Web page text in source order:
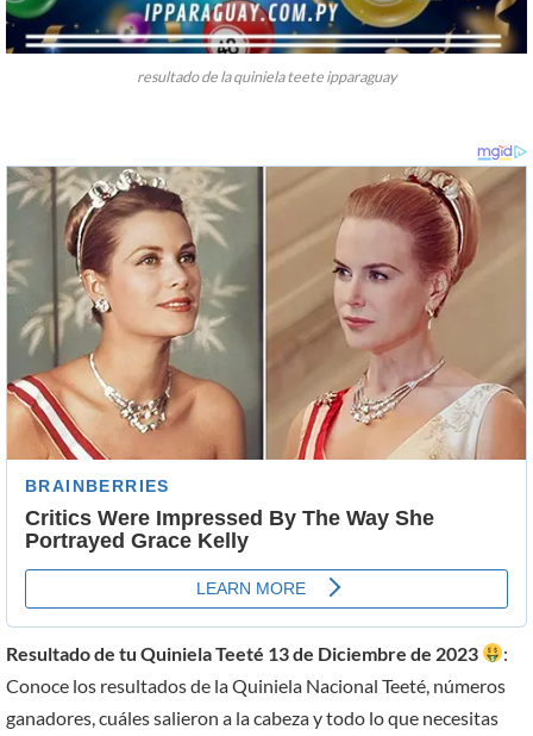
resultado de la quiniela teete ipparaguay
Resultado de tu Quiniela Teeté 13 de Diciembre de 2023
:
Conoce los resultados de la Quiniela Nacional Teeté, números
ganadores, cuáles salieron a la cabeza y todo lo que necesitas